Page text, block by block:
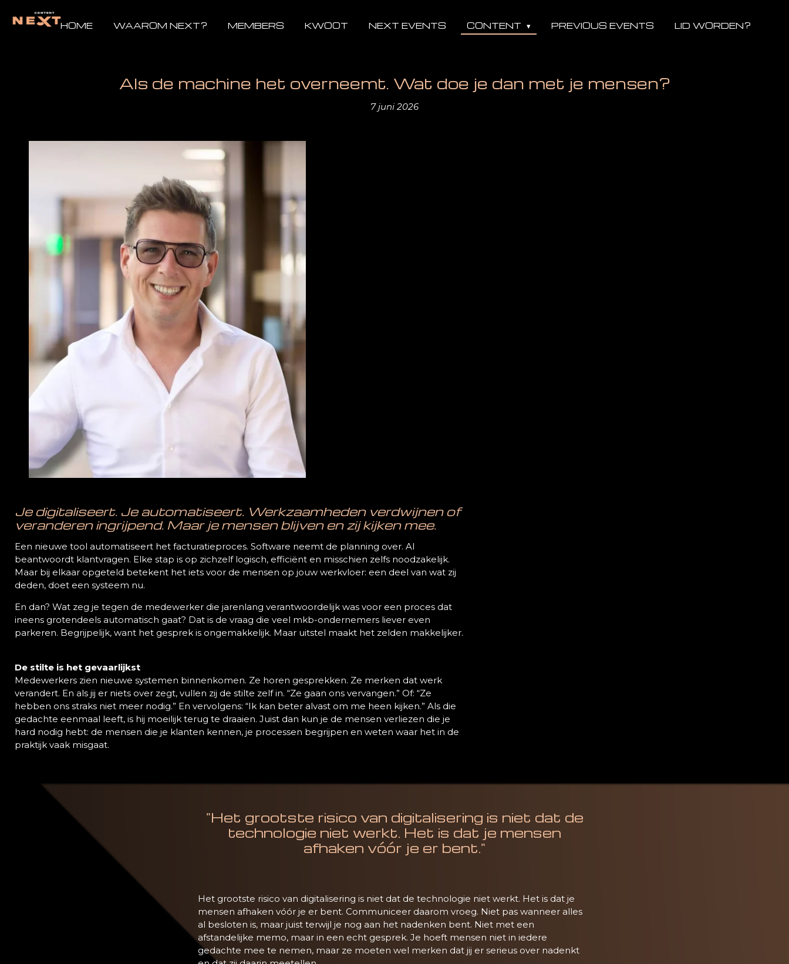
direct
HOME WAAROM NEXT? MEMBERS KWOOT NEXT EVENTS CONTENT PREVIOUS EVENTS LID WORDEN?
Als de machine het overneemt. Wat doe je dan met je mensen?
7 juni 2026
Je digitaliseert. Je automatiseert. Werkzaamheden verdwijnen of
veranderen ingrijpend. Maar je mensen blijven en zij kijken mee.
Een nieuwe tool automatiseert het facturatieproces. Software neemt de planning over. AI
beantwoordt klantvragen. Elke stap is op zichzelf logisch, efficiënt en misschien zelfs noodzakelijk.
Maar bij elkaar opgeteld betekent het iets voor de mensen op jouw werkvloer: een deel van wat zij
deden, doet een systeem nu.
En dan? Wat zeg je tegen de medewerker die jarenlang verantwoordelijk was voor een proces dat
ineens grotendeels automatisch gaat? Dat is de vraag die veel mkb-ondernemers liever even
parkeren. Begrijpelijk, want het gesprek is ongemakkelijk. Maar uitstel maakt het zelden makkelijker.
De stilte is het gevaarlijkst
Medewerkers zien nieuwe systemen binnenkomen. Ze horen gesprekken. Ze merken dat werk
verandert. En als jij er niets over zegt, vullen zij de stilte zelf in. “Ze gaan ons vervangen.” Of: “Ze
hebben ons straks niet meer nodig.” En vervolgens: “Ik kan beter alvast om me heen kijken.” Als die
gedachte eenmaal leeft, is hij moeilijk terug te draaien. Juist dan kun je de mensen verliezen die je
hard nodig hebt: de mensen die je klanten kennen, je processen begrijpen en weten waar het in de
praktijk vaak misgaat.
"Het grootste risico van digitalisering is niet dat de
technologie niet werkt. Het is dat je mensen
afhaken vóór je er bent."
Het grootste risico van digitalisering is niet dat de technologie niet werkt. Het is dat je
mensen afhaken vóór je er bent. Communiceer daarom vroeg. Niet pas wanneer alles
al besloten is, maar juist terwijl je nog aan het nadenken bent. Niet met een
afstandelijke memo, maar in een echt gesprek. Je hoeft mensen niet in iedere
gedachte mee te nemen, maar ze moeten wel merken dat jij er serieus over nadenkt